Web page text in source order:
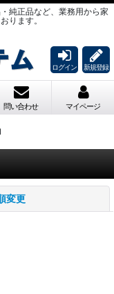
純正品など、業務用から家
ります。
ログイン 新規登録
問い合わせ マイページ
変更